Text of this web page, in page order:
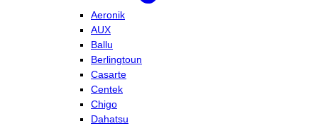
Aeronik
AUX
Ballu
Berlingtoun
Casarte
Centek
Chigo
Dahatsu